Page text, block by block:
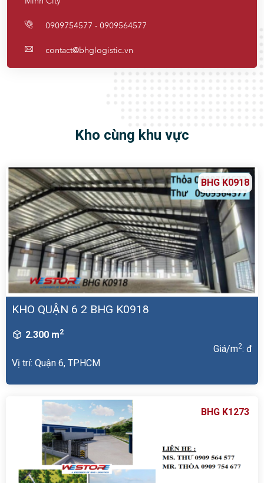
0909754577 - 0909564577
contact@bhglogistic.vn
Kho cùng khu vực
BHG K0918
KHO QUẬN 6 2 BHG K0918
2.300 m2
Giá/m2: đ
Vị trí: Quận 6, TPHCM
BHG K1273